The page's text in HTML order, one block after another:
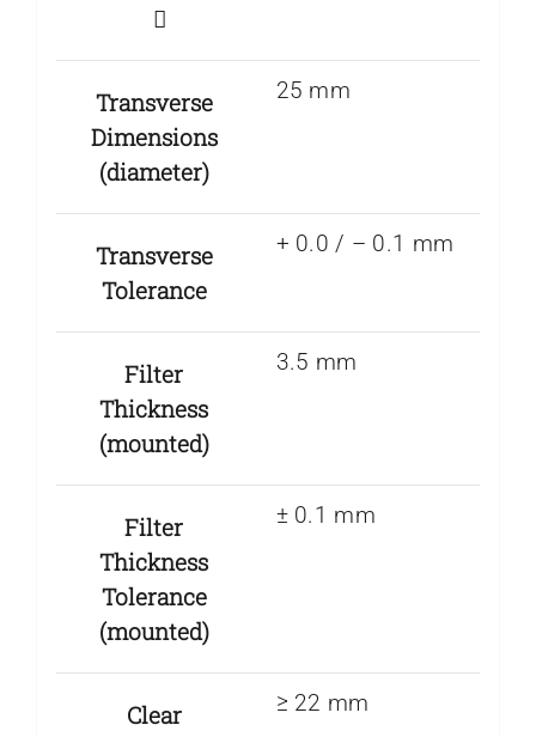
Transverse
Dimensions
(diameter)
25 mm
Transverse
Tolerance
+ 0.0 / – 0.1 mm
Filter
Thickness
(mounted)
3.5 mm
Filter
Thickness
Tolerance
(mounted)
± 0.1 mm
Clear
≥ 22 mm